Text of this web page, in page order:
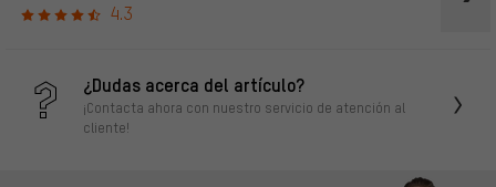
4.3
¿Dudas acerca del artículo?
¡Contacta ahora con nuestro servicio de atención al
cliente!